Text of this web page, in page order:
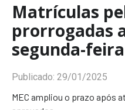
Matrículas
prorrogadas
segunda-feira
Publicado: 29/01/2025
MEC ampliou o prazo após